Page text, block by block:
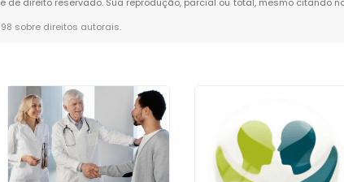
98 sobre direitos autorais.